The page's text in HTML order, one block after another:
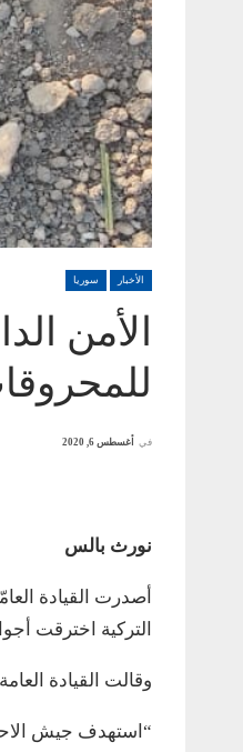
الأخبار سوريا
الأمن
في أغسطس 6, 2020
نورث بالس
أصدرت القيادة
التركية اخترقت
وقالت القيادة
“استهدف جيش